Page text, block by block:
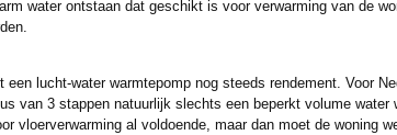
water ontstaan dat geschikt is voor verwarming van de
lucht-water warmtepomp nog steeds rendement. Voor
van 3 stappen natuurlijk slechts een beperkt volume
vloerverwarming al voldoende, maar dan moet de woning